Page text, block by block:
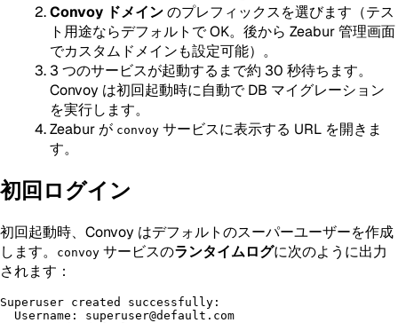
Convoy ドメインのプレフィックスを選びます（テス
ト用途ならデフォルトで OK。後から Zeabur 管理画面
でカスタムドメインも設定可能）。
3 つのサービスが起動するまで約 30 秒待ちます。
Convoy は初回起動時に自動で DB マイグレーション
を実行します。
Zeabur が convoy サービスに表示する URL を開きま
す。
初回ログイン
初回起動時、Convoy はデフォルトのスーパーユーザーを作成
します。
convoy サービスのランタイムログに次のように出力
されます：
Superuser created successfully:
  Username: superuser@default.com